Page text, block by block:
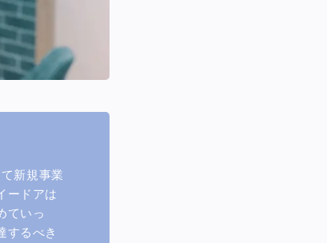
新規事業
ードアは
ていっ
するべき